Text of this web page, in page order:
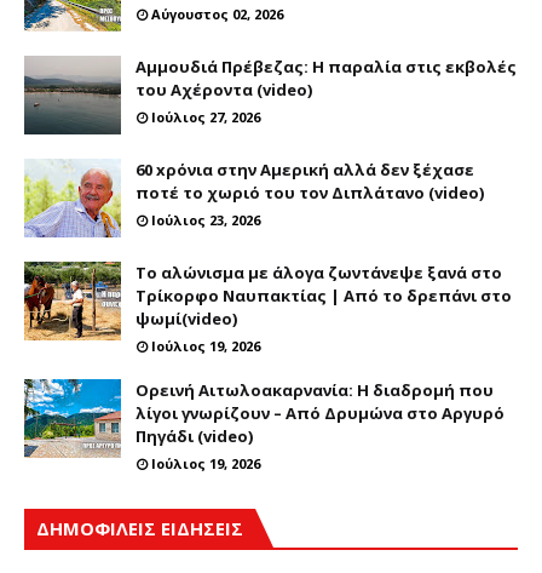
Αύγουστος 02, 2026
Αμμουδιά Πρέβεζας: Η παραλία στις εκβολές
του Αχέροντα (video)
Ιούλιος 27, 2026
60 xρόνια στην Αμερική αλλά δεν ξέχασε
ποτέ το χωριό του τον Διπλάτανο (video)
Ιούλιος 23, 2026
Το αλώνισμα με άλογα ζωντάνεψε ξανά στο
Τρίκορφο Ναυπακτίας | Από το δρεπάνι στο
ψωμί(video)
Ιούλιος 19, 2026
Ορεινή Αιτωλοακαρνανία: Η διαδρομή που
λίγοι γνωρίζουν – Από Δρυμώνα στο Αργυρό
Πηγάδι (video)
Ιούλιος 19, 2026
ΔΗΜΟΦΙΛΕΙΣ ΕΙΔΗΣΕΙΣ